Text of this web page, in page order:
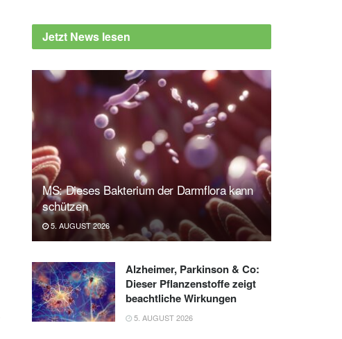
Jetzt News lesen
MS: Dieses Bakterium der Darmflora kann
schützen
5. AUGUST 2026
Alzheimer, Parkinson & Co:
Dieser Pflanzenstoffe zeigt
beachtliche Wirkungen
5. AUGUST 2026